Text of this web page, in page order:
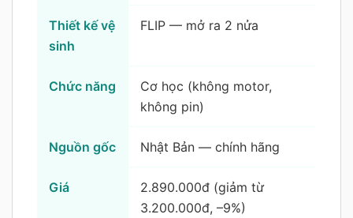
Thiết kế vệ
sinh
FLIP — mở ra 2 nửa
Chức năng
Cơ học (không motor,
không pin)
Nguồn gốc Nhật Bản — chính hãng
Giá
2.890.000đ (giảm từ
3.200.000đ, –9%)